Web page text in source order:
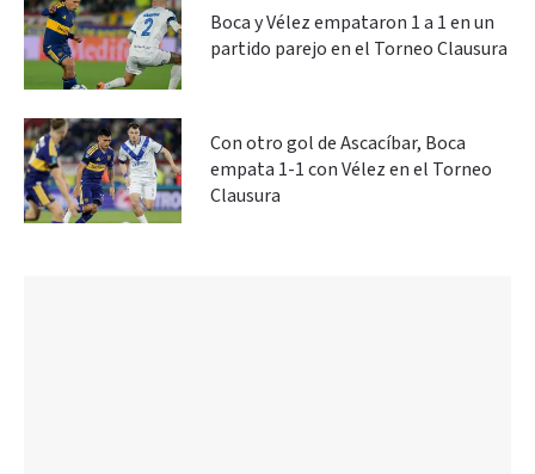
Boca y Vélez empataron 1 a 1 en un
partido parejo en el Torneo Clausura
Con otro gol de Ascacíbar, Boca
empata 1-1 con Vélez en el Torneo
Clausura